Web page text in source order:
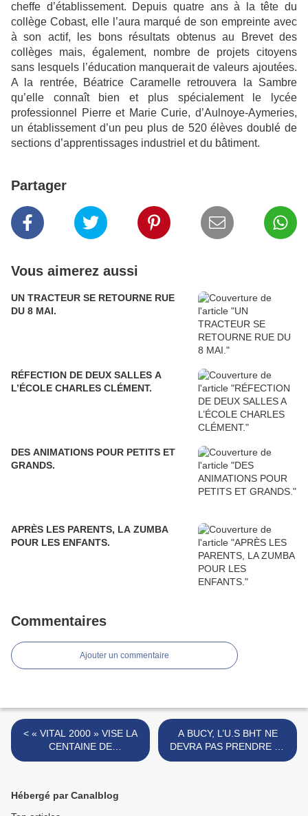
cheffe d’établissement. Depuis quatre ans à la tête du
collège Cobast, elle l’aura marqué de son empreinte avec
à son actif, les bons résultats obtenus au Brevet des
collèges mais, également, nombre de projets citoyens
sans lesquels l’éducation manquerait de valeurs ajoutées.
A la rentrée, Béatrice Caramelle retrouvera la Sambre
qu’elle connaît bien et plus spécialement le lycée
professionnel Pierre et Marie Curie, d’Aulnoye-Aymeries,
un établissement d’un peu plus de 520 élèves doublé de
sections d’apprentissages industriel et du bâtiment.
Partager
Vous aimerez aussi
UN TRACTEUR SE RETOURNE RUE
DU 8 MAI.
RÉFECTION DE DEUX SALLES A
L’ÉCOLE CHARLES CLÉMENT.
DES ANIMATIONS POUR PETITS ET
GRANDS.
APRÈS LES PARENTS, LA ZUMBA
POUR LES ENFANTS.
Commentaires
Ajouter un commentaire
< « VITAL 2000 » VISE LA
CENTAINE DE
DANSEUSES.
A BUCY, L’U.S BHT NE
DEVRA PAS PRENDRE LA
CONCORDE A LA
Hébergé par Canalblog